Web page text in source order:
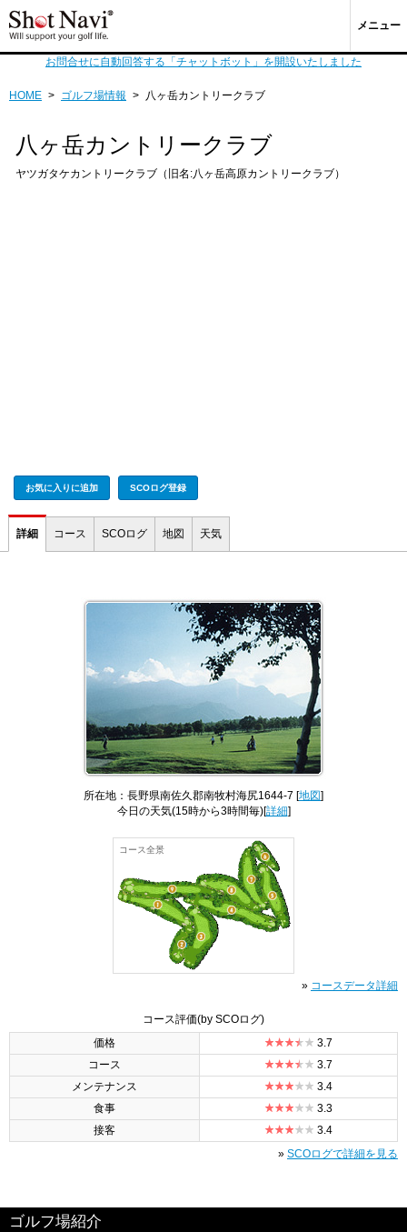
メニュー
お問合せに自動回答する「チャットボット」を開設いたしました
HOME > ゴルフ場情報 > 八ヶ岳カントリークラブ
八ヶ岳カントリークラブ
ヤツガタケカントリークラブ（旧名:八ヶ岳高原カントリークラブ）
お気に入りに追加 SCOログ登録
詳細 コース SCOログ 地図 天気
所在地：長野県南佐久郡南牧村海尻1644-7 [地図]
今日の天気(15時から3時間毎)[詳細]
コース全景
» コースデータ詳細
コース評価(by SCOログ)
価格
3.7
コース
3.7
メンテナンス
3.4
食事
3.3
接客
3.4
» SCOログで詳細を見る
ゴルフ場紹介